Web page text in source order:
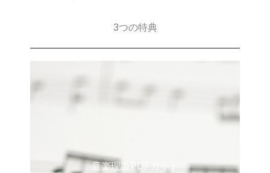
3つの特典
音楽理論PDFガイド